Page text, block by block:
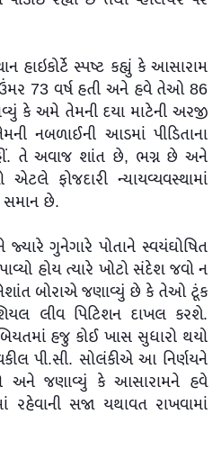
હાઇકોર્ટે સ્પષ્ટ કહ્યું કે આસારામ
ઉંમર 73 વર્ષ હતી અને હવે તેઓ 86
કે અમે તેમની દયા માટેની અરજી
નબળાઈની આડમાં પીડિતાના
તે અવાજ શાંત છે, ભગ્ન છે અને
ફોજદારી ન્યાયવ્યવસ્થામાં
સમાન છે.
જ્યારે ગુનેગારે પોતાને સ્વયંઘોષિત
હોય ત્યારે ખોટો સંદેશ જવો ન
બોરાએ જણાવ્યું છે કે તેઓ ટૂંક
લીવ પિટિશન દાખલ કરશે.
હજુ કોઈ ખાસ સુધારો થયો
પી.સી. સોલંકીએ આ નિર્ણયને
અને જણાવ્યું કે આસારામને હવે
રહેવાની સજા યથાવત રાખવામાં